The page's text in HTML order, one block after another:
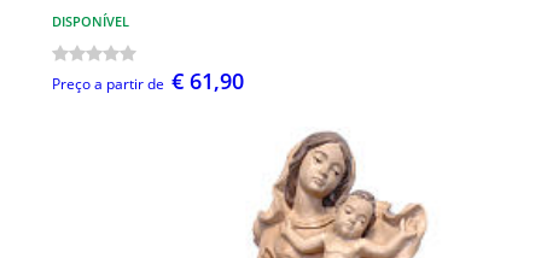
DISPONÍVEL
Preço a partir de € 61,90